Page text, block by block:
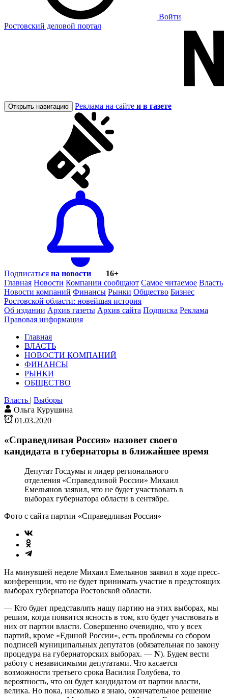
Войти
Ростовский деловой портал
Открыть навигацию Реклама на сайте и в газете
Подписаться на новости
16+
Главная Новости Компании сообщают Самое читаемое Власть
Новости компаний Финансы Рынки Общество Бизнес
Ростовской области: новейшая история
Об издании Архив газеты Архив сайта Подписка Реклама
Правовая информация
Главная
ВЛАСТЬ
НОВОСТИ КОМПАНИЙ
ФИНАНСЫ
РЫНКИ
ОБЩЕСТВО
Власть | Выборы
Ольга Курушина
01.03.2020
«Справедливая Россия» назовет своего
кандидата в губернаторы в ближайшее время
Депутат Госдумы и лидер регионального
отделения «Справедливой России» Михаил
Емельянов заявил, что не будет участвовать в
выборах губернатора области в сентябре.
Фото с сайта партии «Справедливая Россия»
На минувшей неделе Михаил Емельянов заявил в ходе пресс-
конференции, что не будет принимать участие в предстоящих
выборах губернатора Ростовской области.
— Кто будет представлять нашу партию на этих выборах, мы
решим, когда появится ясность в том, кто будет участвовать в
них от партии власти. Совершенно очевидно, что у всех
партий, кроме «Единой России», есть проблемы со сбором
подписей муниципальных депутатов (обязательная по закону
процедура на губернаторских выборах. — N). Будем вести
работу с независимыми депутатами. Что касается
возможности третьего срока Василия Голубева, то
вероятность, что он будет кандидатом от партии власти,
велика. Но пока, насколько я знаю, окончательное решение